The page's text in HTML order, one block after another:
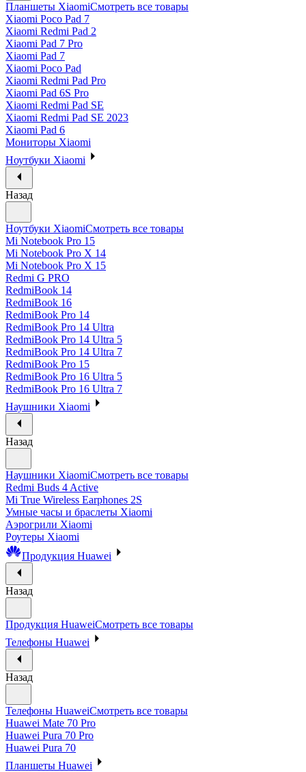
Планшеты XiaomiСмотреть все товары
Xiaomi Poco Pad 7
Xiaomi Redmi Pad 2
Xiaomi Pad 7 Pro
Xiaomi Pad 7
Xiaomi Poco Pad
Xiaomi Redmi Pad Pro
Xiaomi Pad 6S Pro
Xiaomi Redmi Pad SE
Xiaomi Redmi Pad SE 2023
Xiaomi Pad 6
Мониторы Xiaomi
Ноутбуки Xiaomi
Назад
Ноутбуки XiaomiСмотреть все товары
Mi Notebook Pro 15
Mi Notebook Pro X 14
Mi Notebook Pro X 15
Redmi G PRO
RedmiBook 14
RedmiBook 16
RedmiBook Pro 14
RedmiBook Pro 14 Ultra
RedmiBook Pro 14 Ultra 5
RedmiBook Pro 14 Ultra 7
RedmiBook Pro 15
RedmiBook Pro 16 Ultra 5
RedmiBook Pro 16 Ultra 7
Наушники Xiaomi
Назад
Наушники XiaomiСмотреть все товары
Redmi Buds 4 Active
Mi True Wireless Earphones 2S
Умные часы и браслеты Xiaomi
Аэрогрили Xiaomi
Роутеры Xiaomi
Продукция Huawei
Назад
Продукция HuaweiСмотреть все товары
Телефоны Huawei
Назад
Телефоны HuaweiСмотреть все товары
Huawei Mate 70 Pro
Huawei Pura 70 Pro
Huawei Pura 70
Планшеты Huawei